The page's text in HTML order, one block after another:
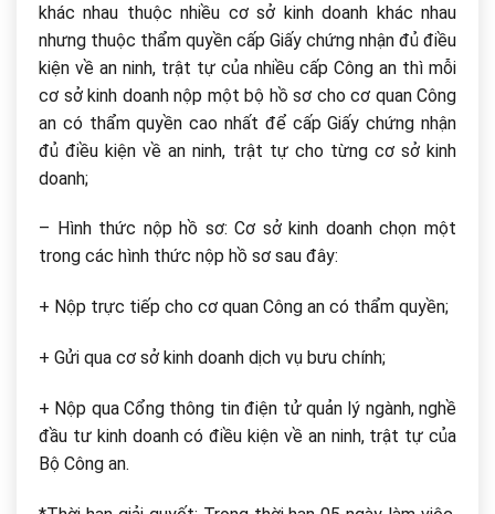
khác nhau thuộc nhiều cơ sở kinh doanh khác nhau
nhưng thuộc thẩm quyền cấp Giấy chứng nhận đủ điều
kiện về an ninh, trật tự của nhiều cấp Công an thì mỗi
cơ sở kinh doanh nộp một bộ hồ sơ cho cơ quan Công
an có thẩm quyền cao nhất để cấp Giấy chứng nhận
đủ điều kiện về an ninh, trật tự cho từng cơ sở kinh
doanh;
– Hình thức nộp hồ sơ: Cơ sở kinh doanh chọn một
trong các hình thức nộp hồ sơ sau đây:
+ Nộp trực tiếp cho cơ quan Công an có thẩm quyền;
+ Gửi qua cơ sở kinh doanh dịch vụ bưu chính;
+ Nộp qua Cổng thông tin điện tử quản lý ngành, nghề
đầu tư kinh doanh có điều kiện về an ninh, trật tự của
Bộ Công an.